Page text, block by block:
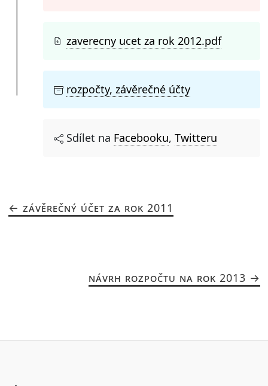
zaverecny ucet za rok 2012.pdf
rozpočty, závěrečné účty
Sdílet na Facebooku, Twitteru
ZÁVĚREČNÝ ÚČET ZA ROK 2011
NÁVRH ROZPOČTU NA ROK 2013